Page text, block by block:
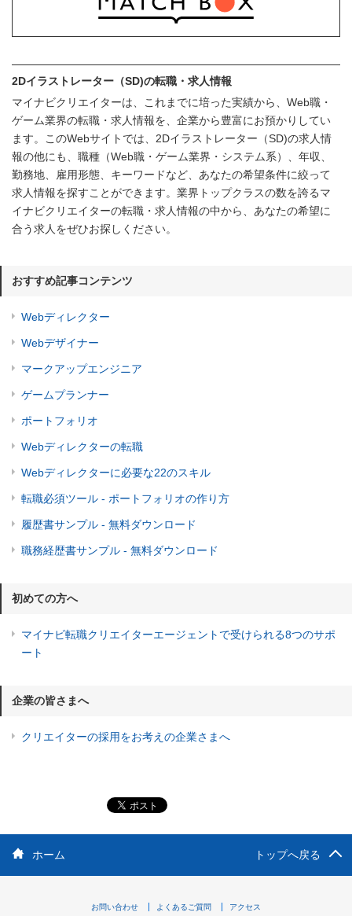
2Dイラストレーター（SD)の転職・求人情報
マイナビクリエイターは、これまでに培った実績から、Web職・
ゲーム業界の転職・求人情報を、企業から豊富にお預かりしてい
ます。このWebサイトでは、2Dイラストレーター（SD)の求人情
報の他にも、職種（Web職・ゲーム業界・システム系）、年収、
勤務地、雇用形態、キーワードなど、あなたの希望条件に絞って
求人情報を探すことができます。業界トップクラスの数を誇るマ
イナビクリエイターの転職・求人情報の中から、あなたの希望に
合う求人をぜひお探しください。
おすすめ記事コンテンツ
Webディレクター
Webデザイナー
マークアップエンジニア
ゲームプランナー
ポートフォリオ
Webディレクターの転職
Webディレクターに必要な22のスキル
転職必須ツール - ポートフォリオの作り方
履歴書サンプル - 無料ダウンロード
職務経歴書サンプル - 無料ダウンロード
初めての方へ
マイナビ転職クリエイターエージェントで受けられる8つのサポ
ート
企業の皆さまへ
クリエイターの採用をお考えの企業さまへ
ホーム トップへ戻る
お問い合わせ よくあるご質問 アクセス